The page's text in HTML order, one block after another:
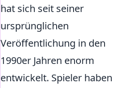
hat sich seit seiner
ursprünglichen
Veröffentlichung in den
1990er Jahren enorm
entwickelt. Spieler haben